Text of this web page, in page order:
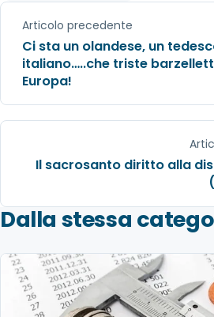
Articolo precedente
Ci sta un olandese, un
italiano…..che triste
Europa!
Il sacrosanto diritto alla
Dalla stessa